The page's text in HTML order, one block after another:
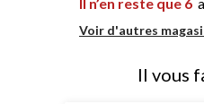
Voir d'autres
Il vous